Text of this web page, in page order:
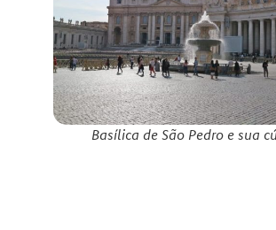
Basílica de São Pedro e sua